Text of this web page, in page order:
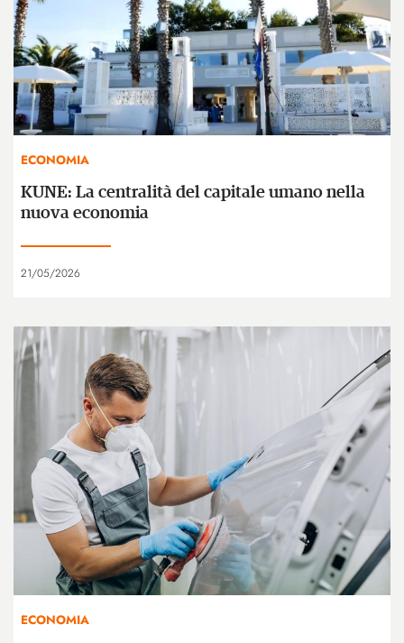
ECONOMIA
KUNE: La centralità del capitale umano nella
nuova economia
21/05/2026
ECONOMIA